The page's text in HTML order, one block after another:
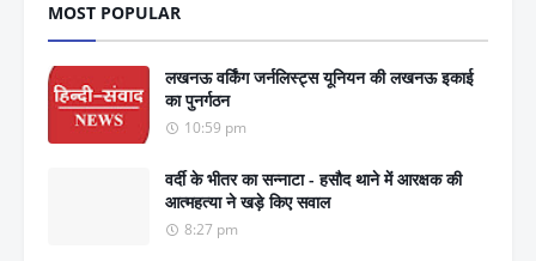
MOST POPULAR
लखनऊ वर्किंग जर्नलिस्ट्स यूनियन की लखनऊ इकाई
का पुनर्गठन
10:59 pm
वर्दी के भीतर का सन्नाटा - हसौद थाने में आरक्षक की
आत्महत्या ने खड़े किए सवाल
8:27 pm